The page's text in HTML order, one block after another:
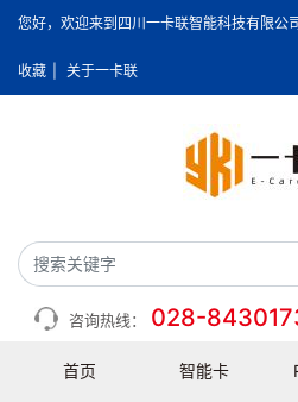
您好，欢迎来到四川一卡联智能科技有限公
收藏 关于一卡联
咨询热线： 028-
首页 智能卡